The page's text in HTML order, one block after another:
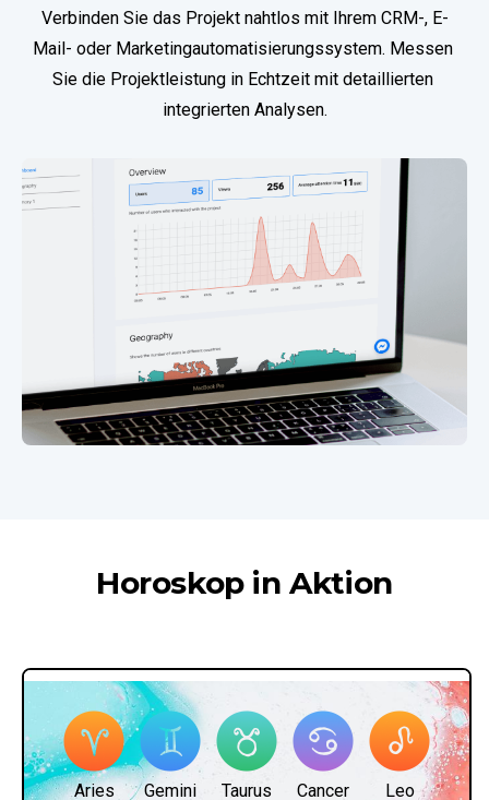
Verbinden Sie das Projekt nahtlos mit Ihrem CRM-, E-
Mail- oder Marketingautomatisierungssystem. Messen
Sie die Projektleistung in Echtzeit mit detaillierten
integrierten Analysen.
Horoskop in Aktion